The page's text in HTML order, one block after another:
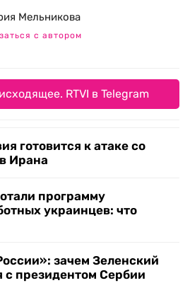
Мельникова
с автором
RTVI в Telegram
готовится к атаке со
Ирана
программу
украинцев: что
зачем Зеленский
с президентом Сербии